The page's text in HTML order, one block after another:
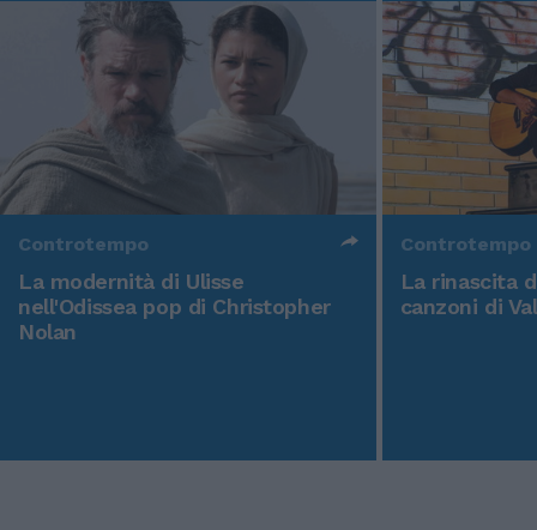
Controtempo
La modernità di Ulisse
nell'Odissea pop di Christopher
Nolan
Controtempo
La rinascita
canzoni di